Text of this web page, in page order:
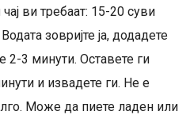
ви требаат: 15-20 суви
зовријте ја, додадете
2-3 минути. Оставете ги
и извадете ги. Не е
Може да пиете ладен или